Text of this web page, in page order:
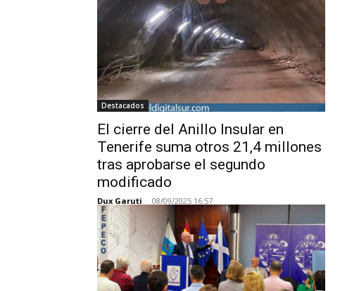
Destacados
El cierre del Anillo Insular en
Tenerife suma otros 21,4 millones
tras aprobarse el segundo
modificado
Dux Garuti - 08/09/2025 16:57